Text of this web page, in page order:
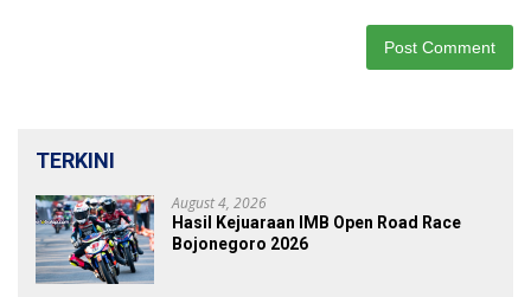
TERKINI
August 4, 2026
Hasil Kejuaraan IMB Open Road Race
Bojonegoro 2026